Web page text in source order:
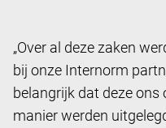
„Over al deze zaken
bij onze Internorm
belangrijk dat deze ons
manier werden